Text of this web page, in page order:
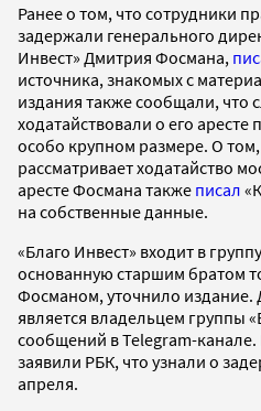
Ранее о том, что сотрудники
задержали генерального
Инвест» Дмитрия Фосмана,
источника, знакомых с
издания также сообщали, что
ходатайствовали о его
особо крупном размере. О
рассматривает ходатайство
аресте Фосмана также писал
на собственные данные.
«Благо Инвест» входит в
основанную старшим братом
Фосманом, уточнило
является владельцем группы
сообщений в Telegram-канале.
заявили РБК, что узнали о
апреля.